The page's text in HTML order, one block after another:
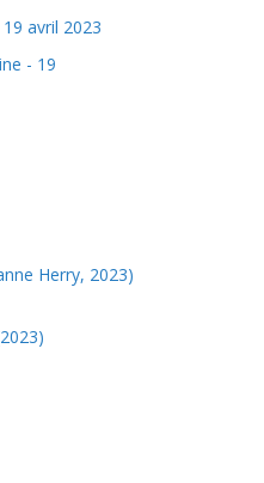
avril 2023
Herry, 2023)